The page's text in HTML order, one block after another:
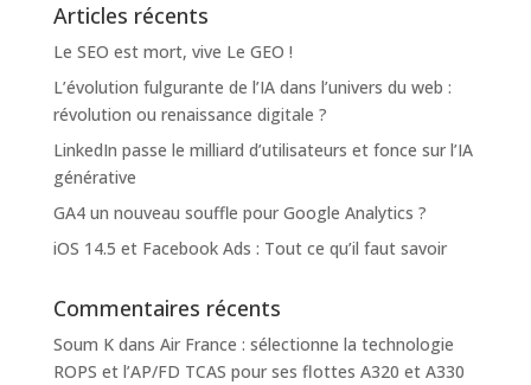
Articles récents
Le SEO est mort, vive Le GEO !
L’évolution fulgurante de l’IA dans l’univers du web :
révolution ou renaissance digitale ?
LinkedIn passe le milliard d’utilisateurs et fonce sur l’IA
générative
GA4 un nouveau souffle pour Google Analytics ?
iOS 14.5 et Facebook Ads : Tout ce qu’il faut savoir
Commentaires récents
Soum Kdans Air France : sélectionne la technologie
ROPS et l’AP/FD TCAS pour ses flottes A320 et A330